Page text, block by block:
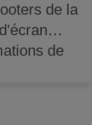
de la
de
Certains
d'un